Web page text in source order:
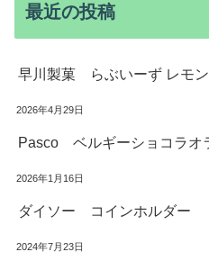
最近の投稿
早川製菓 らぶいーず レモ
2026年4月29日
Pasco ベルギーショコラオ
2026年1月16日
ダイソー コインホルダー
2024年7月23日